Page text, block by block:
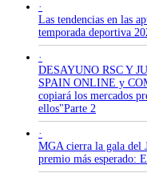
·
Las tendencias en las
temporada deportiva
·
DESAYUNO RSC Y
SPAIN ONLINE y
copiará los mercados
ellos"Parte 2
·
MGA cierra la gala del
premio más esperado: